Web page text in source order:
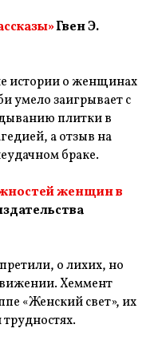
Гвен Э.
истории о женщинах
умело заигрывает с
плитки в
а отзыв на
браке.
женщин в
о лихих, но
Хеммент
«Женский свет», их